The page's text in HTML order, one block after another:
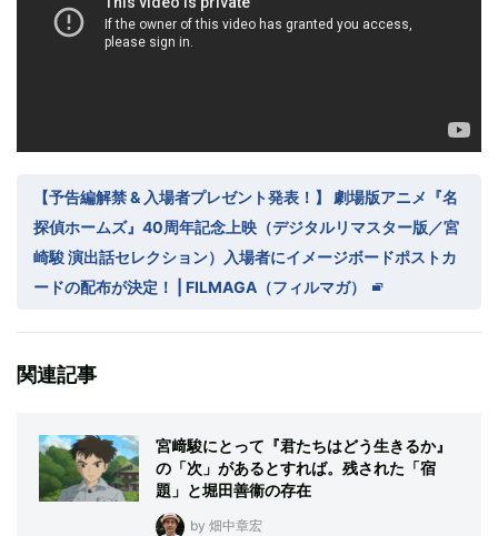
【予告編解禁 & 入場者プレゼント発表！】 劇場版アニメ『名
探偵ホームズ』40周年記念上映（デジタルリマスター版／宮
崎駿 演出話セレクション）入場者にイメージボードポストカ
ードの配布が決定！ | FILMAGA（フィルマガ）
関連記事
宮﨑駿にとって『君たちはどう生きるか』
の「次」があるとすれば。残された「宿
題」と堀田善衞の存在
by 畑中章宏